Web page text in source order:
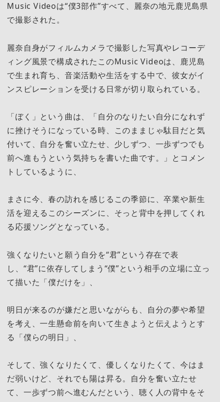
Music Videoは“僕3部作”すべて、麗奈の地元鹿児島県
で撮影された。
麗奈自身がフィルムカメラで撮影した写真やレコーデ
ィング風景で構成されたこのMusic Videoは、鹿児島
で生まれ育ち、音楽活動や生活をする中で、彼女がイ
ンスピレーションを受ける日常が切り取られている。
「ぼく」という曲は、「自分のなりたい自分になれず
に挫けそうになっている時、このままじゃ駄目だと気
付いて、自分を奮い立たせ、少しずつ、一歩ずつでも
前へ進もうという気持ちを書いた曲です。」とコメン
トしているように、
まさに今、春の訪れを感じるこの季節に、卒業や新生
活を迎えるこのシーズンに、そっと背中を押してくれ
る応援ソングとなっている。
強くなりたいと願う自分を“君”という存在で表
し、“君”に依存してしまう“僕”という相手の立場に立っ
て描いた「僕だけを」、
明日が来るのが嫌だと思いながらも、自分の夢や希望
を考え、一生懸命前を向いて生きようと伝えようとす
る「僕らの明日」、
そして、強くなりたくて、優しくなりたくて、今はま
だ弱いけど、それでも陽は昇る。自分を奮い立たせ
て、一歩ずつ前へ進むんだという、聴く人の背中をそ